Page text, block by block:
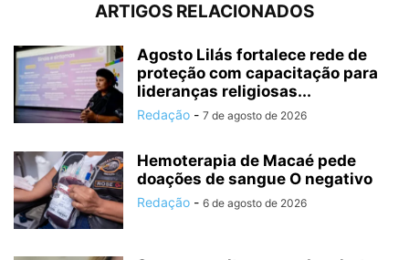
ARTIGOS RELACIONADOS
Agosto Lilás fortalece rede de
proteção com capacitação para
lideranças religiosas...
Redação - 7 de agosto de 2026
Hemoterapia de Macaé pede
doações de sangue O negativo
Redação - 6 de agosto de 2026